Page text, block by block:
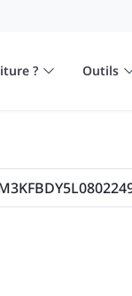
? Outils